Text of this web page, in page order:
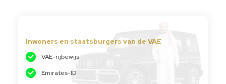
Inwoners en staatsburgers van de VAE
VAE-rijbewijs
Emirates-ID